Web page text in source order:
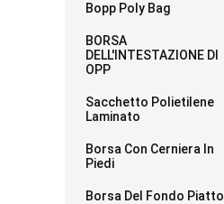
Bopp Poly Bag
BORSA
DELL'INTESTAZIONE DI
OPP
Sacchetto Polietilene
Laminato
Borsa Con Cerniera In
Piedi
Borsa Del Fondo Piatto